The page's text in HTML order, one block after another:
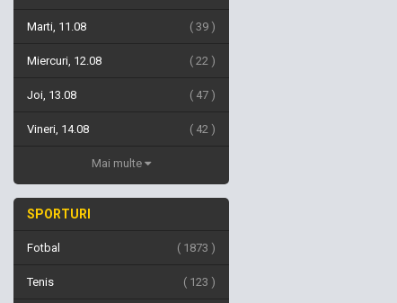
Marti, 11.08 39
Miercuri, 12.08 22
Joi, 13.08 47
Vineri, 14.08 42
Mai multe
SPORTURI
Fotbal 1873
Tenis 123